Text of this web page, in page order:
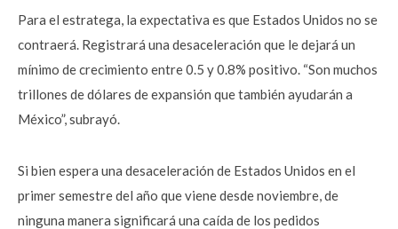
Para el estratega, la expectativa es que Estados Unidos no se
contraerá. Registrará una desaceleración que le dejará un
mínimo de crecimiento entre 0.5 y 0.8% positivo. “Son muchos
trillones de dólares de expansión que también ayudarán a
México”, subrayó.
Si bien espera una desaceleración de Estados Unidos en el
primer semestre del año que viene desde noviembre, de
ninguna manera significará una caída de los pedidos